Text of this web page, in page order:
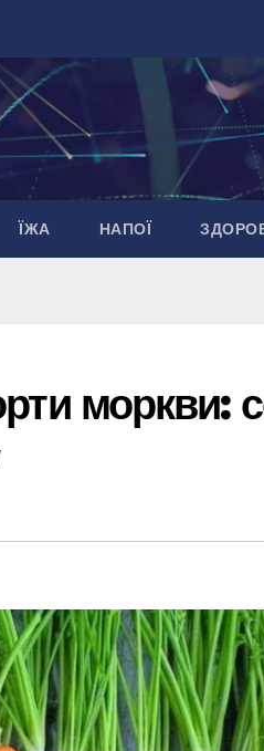
ЇЖА НАПОЇ
моркви: